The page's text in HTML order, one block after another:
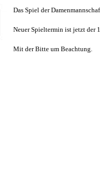
Das Spiel der
Neuer Spieltermin ist jetzt der
Mit der Bitte um Beachtung.